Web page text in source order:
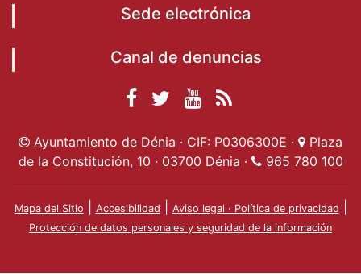
Sede electrónica
Canal de denuncias
Facebook
Ayuntamiento de
Dénia
Ayuntamiento de
Dénia
Ayuntamiento
de Dénia
Actualidad
Ayuntamiento de Dénia · CIF: P0306300E ·
Plaza
de la Constitución, 10 · 03700 Dénia ·
965 780 100
Mapa del Sitio Accesibilidad Aviso legal · Política de privacidad
Protección de datos personales y seguridad de la información